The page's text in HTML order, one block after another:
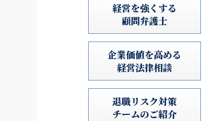
経営を強くする
顧問弁護士
企業価値を高める
経営法律相談
退職リスク対策
チームのご紹介